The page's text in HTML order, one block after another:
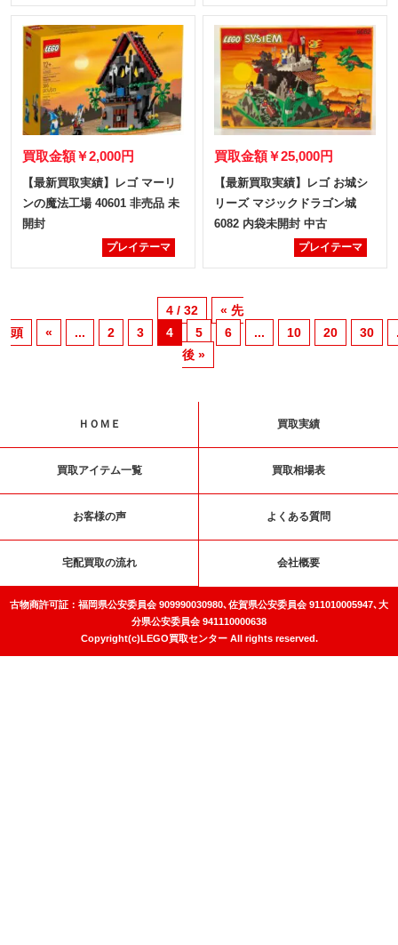
買取金額￥2,000円
【最新買取実績】レゴ マーリ
ンの魔法工場 40601 非売品 未
開封
プレイテーマ
買取金額￥25,000円
【最新買取実績】レゴ お城シ
リーズ マジックドラゴン城
6082 内袋未開封 中古
プレイテーマ
4 / 32
« 先
頭
« ... 2 3 4 5 6 ... 10 20 30
後 »
ＨＯＭＥ 買取実績
買取アイテム一覧 買取相場表
お客様の声 よくある質問
宅配買取の流れ 会社概要
古物商許可証：福岡県公安委員会 909990030980､佐賀県公安委員会 911010005947､大
分県公安委員会 941110000638
Copyright(c)LEGO買取センター All rights reserved.